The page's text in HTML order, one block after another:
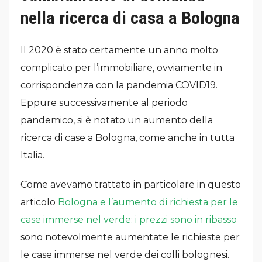
nella ricerca di casa a Bologna
Il 2020 è stato certamente un anno molto
complicato per l’immobiliare, ovviamente in
corrispondenza con la pandemia COVID19.
Eppure successivamente al periodo
pandemico, si è notato un aumento della
ricerca di case a Bologna, come anche in tutta
Italia.
Come avevamo trattato in particolare in questo
articolo Bologna e l’aumento di richiesta per le
case immerse nel verde: i prezzi sono in ribasso
sono notevolmente aumentate le richieste per
le case immerse nel verde dei colli bolognesi.